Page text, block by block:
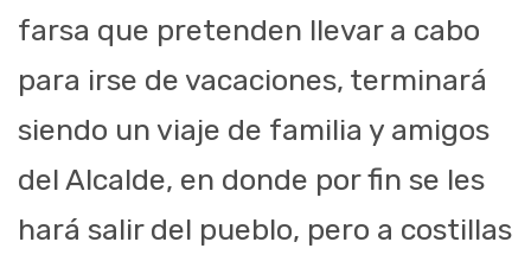
farsa que pretenden llevar a cabo
para irse de vacaciones, terminará
siendo un viaje de familia y amigos
del Alcalde, en donde por fin se les
hará salir del pueblo, pero a costillas